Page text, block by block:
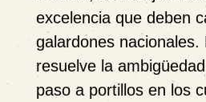
excelencia que deben
galardones nacionales.
resuelve la
paso a portillos en los